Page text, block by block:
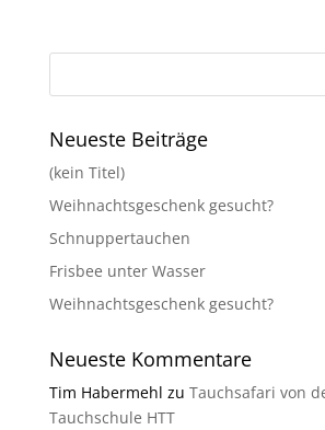
Neueste Beiträge
(kein Titel)
Weihnachtsgeschenk gesucht?
Schnuppertauchen
Frisbee unter Wasser
Weihnachtsgeschenk gesucht?
Neueste Kommentare
Tim Habermehl zu Tauchsafari von
Tauchschule HTT